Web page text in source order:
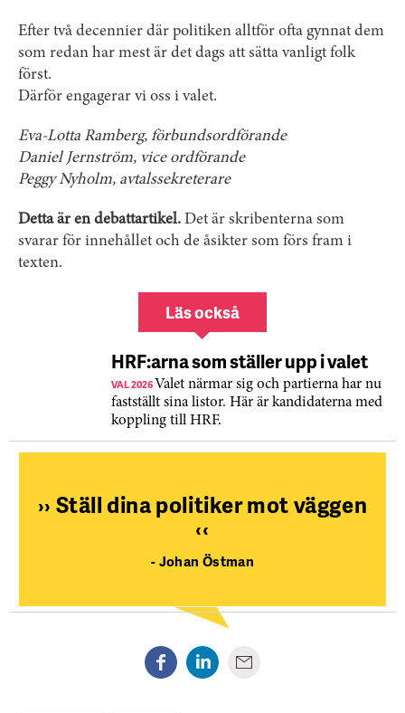
Efter två decennier där politiken alltför ofta gynnat dem
som redan har mest är det dags att sätta vanligt folk
först.
Därför engagerar vi oss i valet.
Eva-Lotta Ramberg, förbundsordförande
Daniel Jernström, vice ordförande
Peggy Nyholm, avtalssekreterare
Detta är en debattartikel. Det är skribenterna som
svarar för innehållet och de åsikter som förs fram i
texten.
Läs också
HRF:arna som ställer upp i valet
VAL 2026 Valet närmar sig och partierna har nu
fastställt sina listor. Här är kandidaterna med
koppling till HRF.
›› Ställ dina politiker mot väggen
‹‹
- Johan Östman